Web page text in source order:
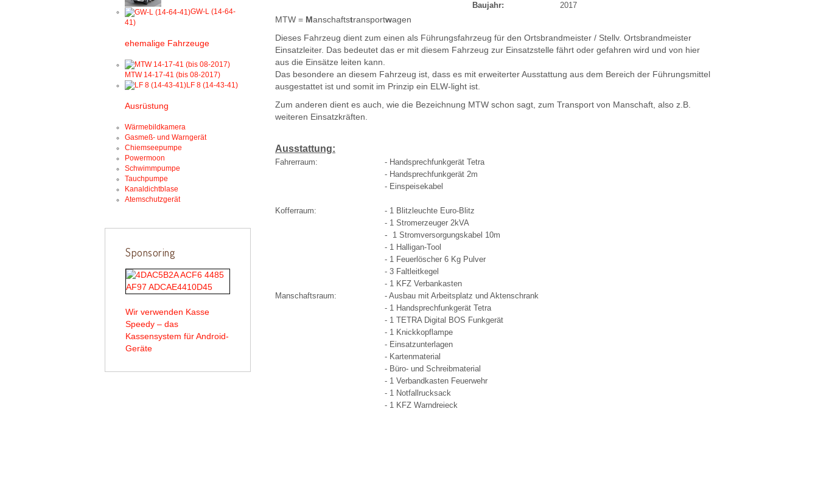
GW-L (14-64-
41)
ehemalige Fahrzeuge
MTW 14-17-41 (bis 08-2017)
LF 8 (14-43-41)
Ausrüstung
Wärmebildkamera
Gasmeß- und Warngerät
Chiemseepumpe
Powermoon
Schwimmpumpe
Tauchpumpe
Kanaldichtblase
Atemschutzgerät
Sponsoring
Wir verwenden Kasse
Speedy – das
Kassensystem für Android-
Geräte
Baujahr:
2017
MTW = M anschaftstransportwagen
Dieses Fahrzeug dient zum einen als Führungsfahrzeug für den Ortsbrandmeister / Stellv. Ortsbrandmeister
Einsatzleiter. Das bedeutet das er mit diesem Fahrzeug zur Einsatzstelle fährt oder gefahren wird und von hier
aus die Einsätze leiten kann.
Das besondere an diesem Fahrzeug ist, dass es mit erweiterter Ausstattung aus dem Bereich der Führungsmittel
ausgestattet ist und somit im Prinzip ein ELW-light ist.
Zum anderen dient es auch, wie die Bezeichnung MTW schon sagt, zum Transport von Manschaft, also z.B.
weiteren Einsatzkräften.
Ausstattung:
Fahrerraum:
- Handsprechfunkgerät Tetra
- Handsprechfunkgerät 2m
- Einspeisekabel
Kofferraum:
- 1 Blitzleuchte Euro-Blitz
- 1 Stromerzeuger 2kVA
- 1 Stromversorgungskabel 10m
- 1 Halligan-Tool
- 1 Feuerlöscher 6 Kg Pulver
- 3 Faltleitkegel
- 1 KFZ Verbankasten
Manschaftsraum:
- Ausbau mit Arbeitsplatz und Aktenschrank
- 1 Handsprechfunkgerät Tetra
- 1 TETRA Digital BOS Funkgerät
- 1 Knickkopflampe
- Einsatzunterlagen
- Kartenmaterial
- Büro- und Schreibmaterial
- 1 Verbandkasten Feuerwehr
- 1 Notfallrucksack
- 1 KFZ Warndreieck